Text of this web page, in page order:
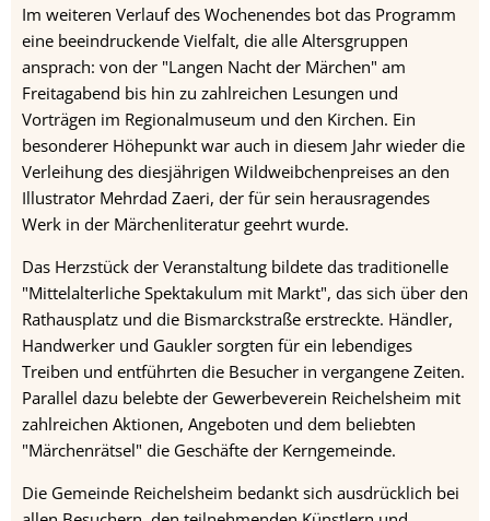
Im weiteren Verlauf des Wochenendes bot das Programm
eine beeindruckende Vielfalt, die alle Altersgruppen
ansprach: von der "Langen Nacht der Märchen" am
Freitagabend bis hin zu zahlreichen Lesungen und
Vorträgen im Regionalmuseum und den Kirchen. Ein
besonderer Höhepunkt war auch in diesem Jahr wieder die
Verleihung des diesjährigen Wildweibchenpreises an den
Illustrator Mehrdad Zaeri, der für sein herausragendes
Werk in der Märchenliteratur geehrt wurde.
Das Herzstück der Veranstaltung bildete das traditionelle
"Mittelalterliche Spektakulum mit Markt", das sich über den
Rathausplatz und die Bismarckstraße erstreckte. Händler,
Handwerker und Gaukler sorgten für ein lebendiges
Treiben und entführten die Besucher in vergangene Zeiten.
Parallel dazu belebte der Gewerbeverein Reichelsheim mit
zahlreichen Aktionen, Angeboten und dem beliebten
"Märchenrätsel" die Geschäfte der Kerngemeinde.
Die Gemeinde Reichelsheim bedankt sich ausdrücklich bei